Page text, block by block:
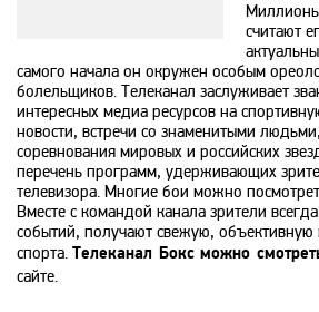
MTV 00s
MTV 80s
MTV Hits
считают
самого начала он окружен особым
болельщиков. Телеканал заслуживает
интересных медиа ресурсов на
новости, встречи со знаменитыми
соревнования мировых и российских
перечень программ, удерживающих
телевизора. Многие бои можно
Вместе с командой канала зрители
событий, получают свежую,
спорта. Телеканал Бокс можно
сайте.